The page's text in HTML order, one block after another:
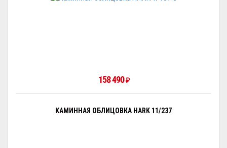
158 490 ₽
КАМИННАЯ ОБЛИЦОВКА HARK 11/237